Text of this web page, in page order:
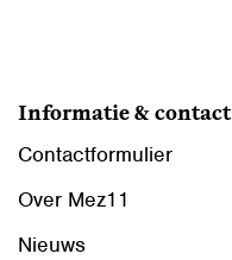
Informatie & contact
Contactformulier
Over Mez11
Nieuws